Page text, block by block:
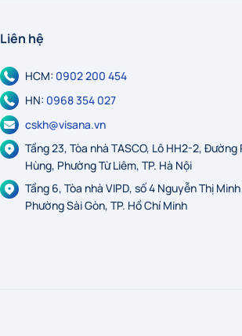
Liên hệ
HCM: 0902 200 454
HN: 0968 354 027
cskh@visana.vn
Tầng 23, Tòa nhà TASCO, Lô HH2-2, Đường
Hùng, Phường Từ Liêm, TP. Hà Nội
Tầng 6, Tòa nhà VIPD, số 4 Nguyễn Thị
Phường Sài Gòn, TP. Hồ Chí Minh